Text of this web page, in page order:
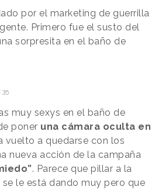
por el marketing de guerrilla
Primero fue el susto del
sorpresita en el baño de
muy sexys en el baño de
poner una cámara oculta en
vuelto a quedarse con los
nueva acción de la campaña
. Parece que pillar a la
le está dando muy pero que